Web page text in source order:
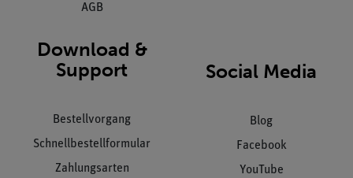
AGB
Download &
Support
Bestellvorgang
Schnellbestellformular
Zahlungsarten
Social Media
Blog
Facebook
YouTube